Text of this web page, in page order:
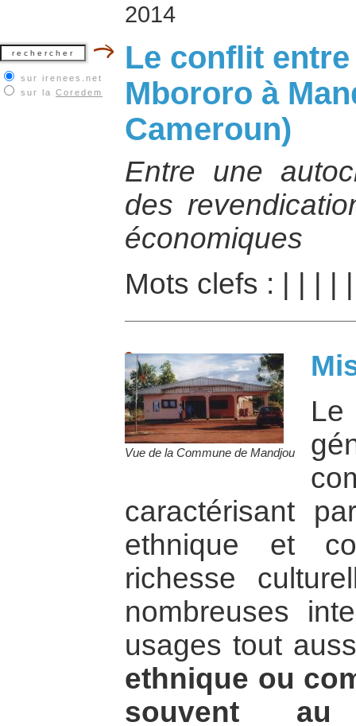
sur irenees.net
sur la Coredem
2014
Le conflit entre
Mbororo à
Cameroun)
Entre une
des
économiques
Mots clefs :
Vue de la Commune de Mandjou
caractérisant
ethnique et
richesse
nombreuses
usages tout
ethnique ou
souvent